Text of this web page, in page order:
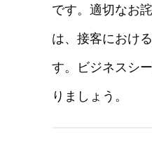
です。適切なお
は、接客におけ
す。ビジネスシ
りましょう。